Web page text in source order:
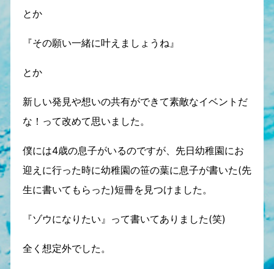
とか
『その願い一緒に叶えましょうね』
とか
新しい発見や想いの共有ができて素敵なイベントだ
な！って改めて思いました。
僕には4歳の息子がいるのですが、先日幼稚園にお
迎えに行った時に幼稚園の笹の葉に息子が書いた(先
生に書いてもらった)短冊を見つけました。
『ゾウになりたい』って書いてありました(笑)
全く想定外でした。